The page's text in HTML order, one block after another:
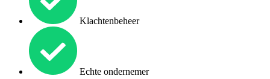
Klachtenbeheer
Echte ondernemer